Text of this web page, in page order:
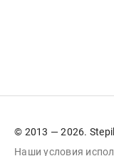
© 2013 — 2026.
Наши условия